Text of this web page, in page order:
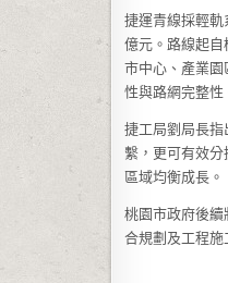
捷運青線採輕
億元。路線起
市中心、產業園
性與路網完整性
捷工局劉局長
繫，更可有效
區域均衡成長。
桃園市政府後
合規劃及工程施